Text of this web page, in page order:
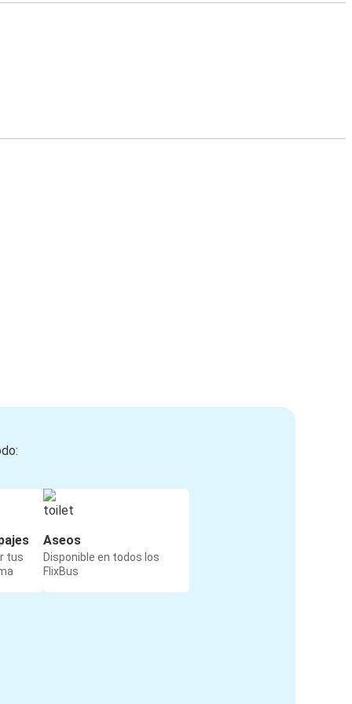
tus
Aseos
Disponible en todos los
FlixBus